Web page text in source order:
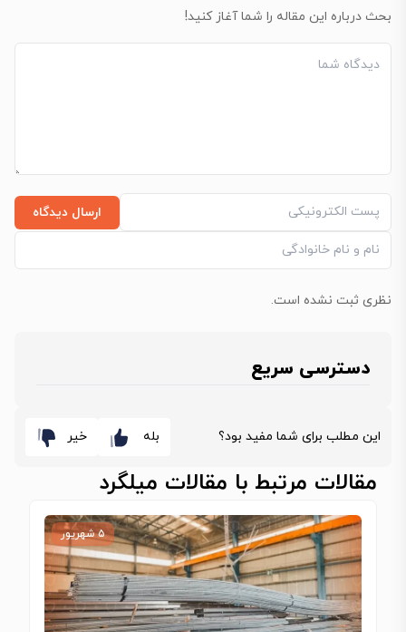
بحث درباره این مقاله را شما آغاز کنید!
ارسال دیدگاه
نظری ثبت نشده است.
دسترسی سریع
این مطلب برای شما مفید بود؟ بله خیر
مقالات مرتبط با مقالات میلگرد
۵ شهریور